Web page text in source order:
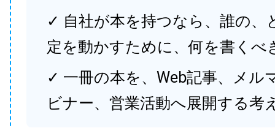
✓ 自社が本を持つなら、誰の、
定を動かすために、何を書くべ
✓ 一冊の本を、Web記事、メル
ビナー、営業活動へ展開する考